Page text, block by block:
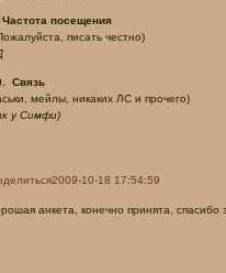
Частота посещения
писать честно)
Связь
мейлы, никаких ЛС и прочего)
у Симфи)
2009-10-18 17:54:59
анкета, конечно принята, спасибо